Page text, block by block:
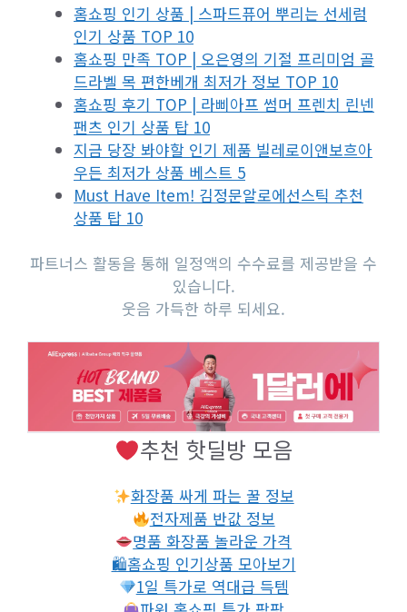
홈쇼핑 인기 상품 | 스파드퓨어 뿌리는 선세럼
인기 상품 TOP 10
홈쇼핑 만족 TOP | 오은영의 기절 프리미엄 골
드라벨 목 편한베개 최저가 정보 TOP 10
홈쇼핑 후기 TOP | 라삐아프 썸머 프렌치 린넨
팬츠 인기 상품 탑 10
지금 당장 봐야할 인기 제품 빌레로이앤보흐아
우든 최저가 상품 베스트 5
Must Have Item! 김정문알로에선스틱 추천
상품 탑 10
파트너스 활동을 통해 일정액의 수수료를 제공받을 수
있습니다.
웃음 가득한 하루 되세요.
추천 핫딜방 모음
화장품 싸게 파는 꿀 정보
전자제품 반값 정보
명품 화장품 놀라운 가격
🛍홈쇼핑 인기상품 모아보기
1일 특가로 역대급 득템